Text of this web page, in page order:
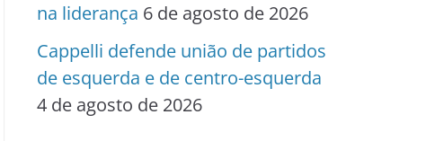
na liderança 6 de agosto de 2026
Cappelli defende união de partidos
de esquerda e de centro-esquerda
4 de agosto de 2026